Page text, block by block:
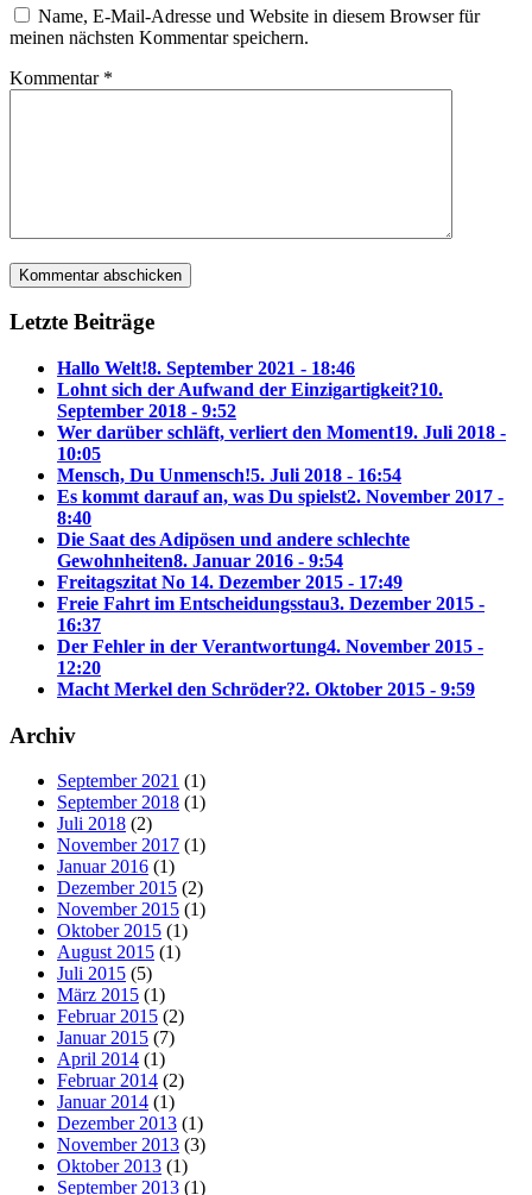
Name, E-Mail-Adresse und Website in diesem Browser für
meinen nächsten Kommentar speichern.
Kommentar *
Letzte Beiträge
Hallo Welt!8. September 2021 - 18:46
Lohnt sich der Aufwand der Einzigartigkeit?10.
September 2018 - 9:52
Wer darüber schläft, verliert den Moment19. Juli 2018 -
10:05
Mensch, Du Unmensch!5. Juli 2018 - 16:54
Es kommt darauf an, was Du spielst2. November 2017 -
8:40
Die Saat des Adipösen und andere schlechte
Gewohnheiten8. Januar 2016 - 9:54
Freitagszitat No 14. Dezember 2015 - 17:49
Freie Fahrt im Entscheidungsstau3. Dezember 2015 -
16:37
Der Fehler in der Verantwortung4. November 2015 -
12:20
Macht Merkel den Schröder?2. Oktober 2015 - 9:59
Archiv
September 2021 (1)
September 2018 (1)
Juli 2018 (2)
November 2017 (1)
Januar 2016 (1)
Dezember 2015 (2)
November 2015 (1)
Oktober 2015 (1)
August 2015 (1)
Juli 2015 (5)
März 2015 (1)
Februar 2015 (2)
Januar 2015 (7)
April 2014 (1)
Februar 2014 (2)
Januar 2014 (1)
Dezember 2013 (1)
November 2013 (3)
Oktober 2013 (1)
September 2013 (1)